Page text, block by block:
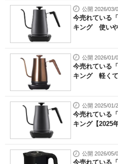
公開 2026/03/
今売れている
キング 使いや
公開 2026/01/
今売れている
キング 軽くて
公開 2025/01/
今売れている
キング【2025
公開 2026/05/
今売れている